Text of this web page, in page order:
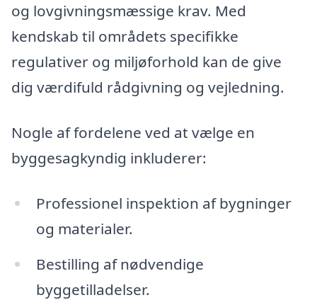
og lovgivningsmæssige krav. Med
kendskab til områdets specifikke
regulativer og miljøforhold kan de give
dig værdifuld rådgivning og vejledning.
Nogle af fordelene ved at vælge en
byggesagkyndig inkluderer:
Professionel inspektion af bygninger
og materialer.
Bestilling af nødvendige
byggetilladelser.